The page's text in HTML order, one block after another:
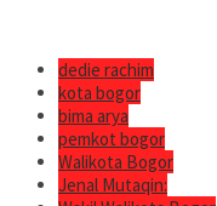
dedie rachim
kota bogor
bima arya
pemkot bogor
Walikota Bogor
Jenal Mutaqin: